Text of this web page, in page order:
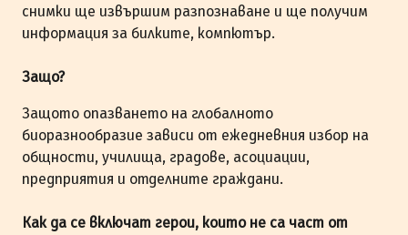
снимки ще извършим разпознаване и ще получим
информация за билките, компютър.
Защо?
Защото опазването на глобалното
биоразнообразие зависи от ежедневния избор на
общности, училища, градове, асоциации,
предприятия и отделните граждани.
Как да се включат герои, които не са част от